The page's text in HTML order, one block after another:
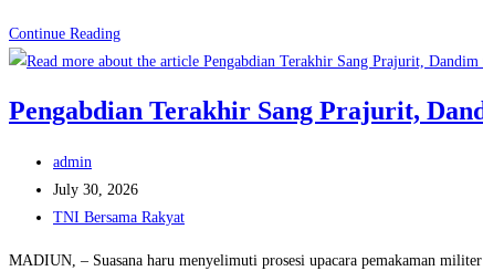
Sejak
Dini
Continue ReadingDemi
Anak
Mbah
Berusia
74
Tahun
Pengabdian Terakhir Sang Prajurit,
Post
author:
admin
Post
published:
July 30, 2026
Post
TNI Bersama Rakyat
MADIUN, – Suasana haru menyelimuti prosesi upacara pemakaman